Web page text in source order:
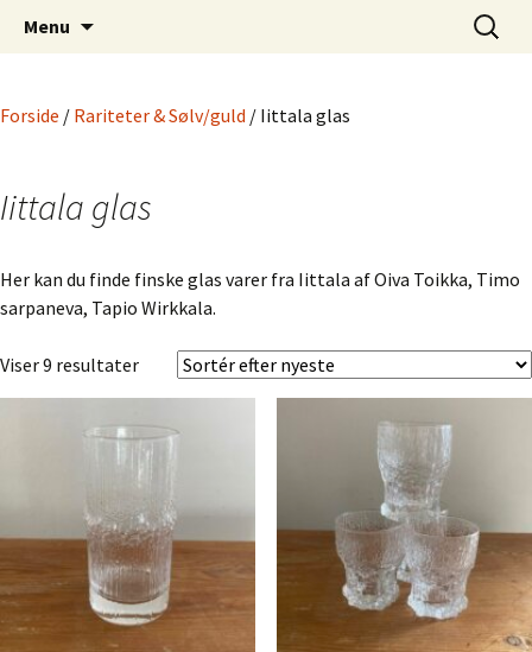
Retro-Shoppen.DK
Dansk Design fra 1940 til 1980
Menu
Søg
efter:
Forside / Rariteter & Sølv/guld / Iittala glas
Iittala glas
Her kan du finde finske glas varer fra Iittala af Oiva Toikka, Timo
sarpaneva, Tapio Wirkkala.
Viser 9 resultaterSorteret
efter